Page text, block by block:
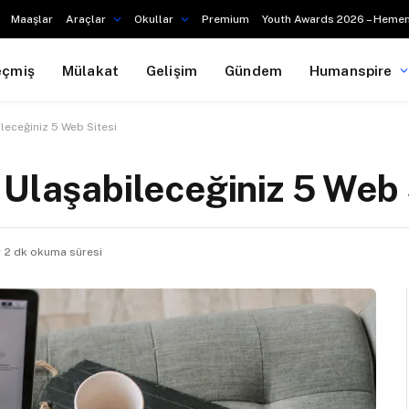
Maaşlar Araçlar Okullar Premium Youth Awards 2026 –
Mülakat Gelişim Gündem Humanspire
5 Web Sitesi
5
2 dk okuma süresi